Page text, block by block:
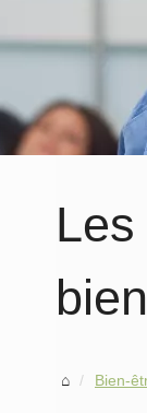
Bien-